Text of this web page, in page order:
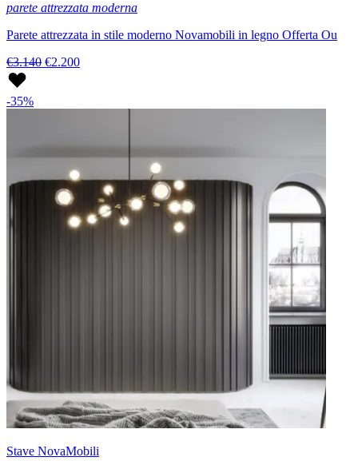
parete attrezzata moderna
Parete attrezzata in stile moderno Novamobili in legno Offerta Ou
€3.140 €2.200
-35%
Stave NovaMobili